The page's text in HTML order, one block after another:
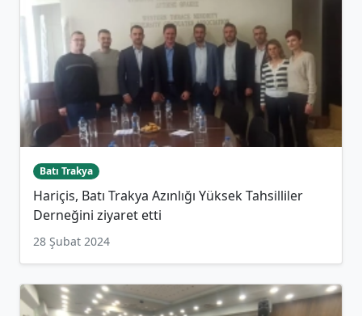
Batı Trakya
Hariçis, Batı Trakya Azınlığı Yüksek Tahsilliler
Derneğini ziyaret etti
28 Şubat 2024